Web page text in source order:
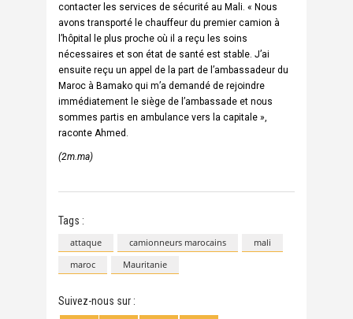
contacter les services de sécurité au Mali. « Nous
avons transporté le chauffeur du premier camion à
l’hôpital le plus proche où il a reçu les soins
nécessaires et son état de santé est stable. J’ai
ensuite reçu un appel de la part de l’ambassadeur du
Maroc à Bamako qui m’a demandé de rejoindre
immédiatement le siège de l’ambassade et nous
sommes partis en ambulance vers la capitale »,
raconte Ahmed.
(2m.ma)
Tags :
attaque camionneurs marocains
mali
maroc
Mauritanie
Suivez-nous sur :